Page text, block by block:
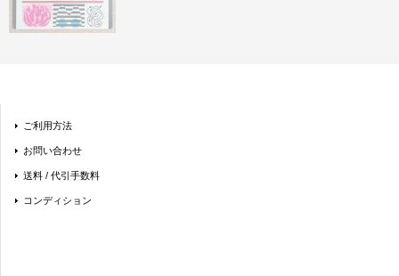
ご利用方法
お問い合わせ
送料 / 代引手数料
コンディション